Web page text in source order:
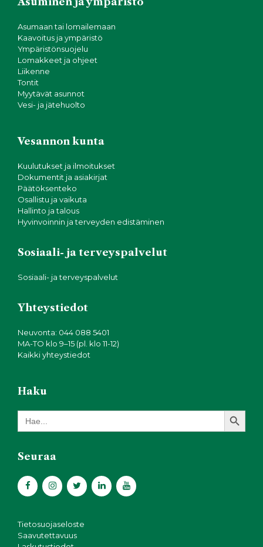
Asumaan tai lomailemaan
Kaavoitus ja ympäristö
Ympäristönsuojelu
Lomakkeet ja ohjeet
Liikenne
Tontit
Myytävät asunnot
Vesi- ja jätehuolto
Vesannon kunta
Kuulutukset ja ilmoitukset
Dokumentit ja asiakirjat
Päätöksenteko
Osallistu ja vaikuta
Hallinto ja talous
Hyvinvoinnin ja terveyden edistäminen
Sosiaali- ja terveyspalvelut
Sosiaali- ja terveyspalvelut
Yhteystiedot
Neuvonta: 044 088 5401
MA-TO klo 9–15 (pl. klo 11-12)
Kaikki yhteystiedot
Haku
Search
for:
Search Button
Seuraa
Tietosuojaseloste
Saavutettavuus